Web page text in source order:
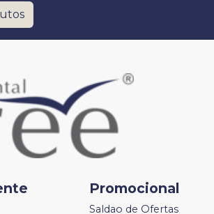
Promocional
Saldao de Ofertas